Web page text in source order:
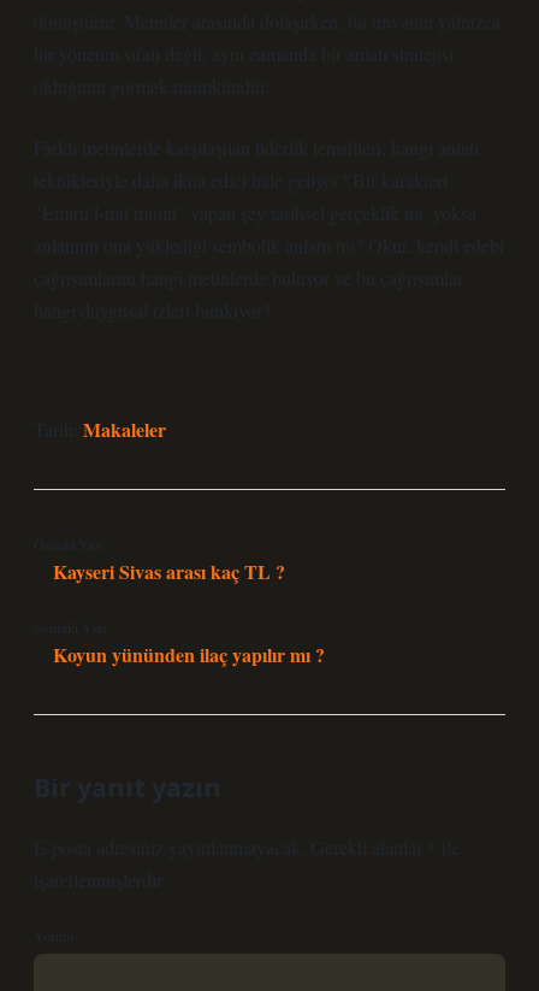
dönüştürür. Metinler arasında dolaşırken, bu unvanın yalnızca
bir yönetim sıfatı değil, aynı zamanda bir anlatı stratejisi
olduğunu görmek mümkündür.
Farklı metinlerde karşılaşılan liderlik temsilleri, hangi anlatı
teknikleriyle daha ikna edici hale geliyor? Bir karakteri
“Emirü’l-mü’minîn” yapan şey tarihsel gerçeklik mi, yoksa
anlatının ona yüklediği sembolik anlam mı? Okur, kendi edebi
çağrışımlarını hangi metinlerde buluyor ve bu çağrışımlar
hangi duygusal izleri bırakıyor?
Tarih: Makaleler
Önceki Yazı
Kayseri Sivas arası kaç TL ?
Sonraki Yazı
Koyun yününden ilaç yapılır mı ?
Bir yanıt yazın
E-posta adresiniz yayınlanmayacak. Gerekli alanlar
ile
işaretlenmişlerdir
Yorum